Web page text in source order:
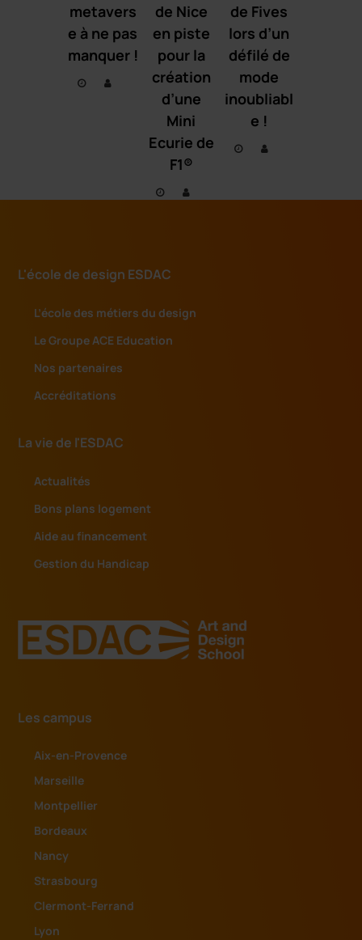
metavers
e à ne pas
manquer !
de Nice
en piste
pour la
création
d’une
Mini
Ecurie de
F1®
de Fives
lors d’un
défilé de
mode
inoubliabl
e !
L'école de design ESDAC
L’école des métiers du design
Le Groupe ACE Education
Nos partenaires
Accréditations
La vie de l'ESDAC
Actualités
Bons plans logement
Aide au financement
Gestion du Handicap
Les campus
Aix-en-Provence
Marseille
Montpellier
Bordeaux
Nancy
Strasbourg
Clermont-Ferrand
Lyon